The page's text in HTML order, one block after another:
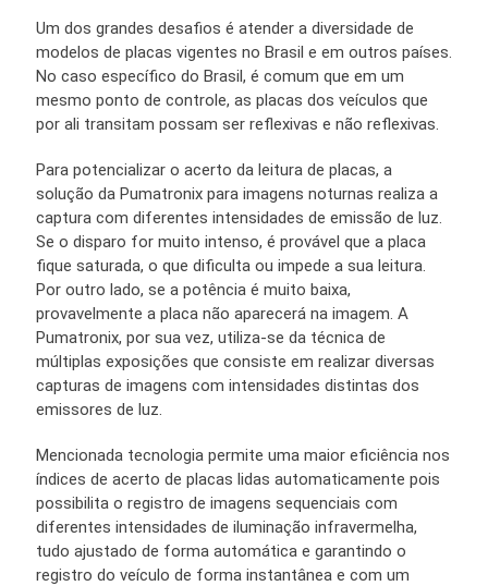
Um dos grandes desafios é atender a diversidade de
modelos de placas vigentes no Brasil e em outros países.
No caso específico do Brasil, é comum que em um
mesmo ponto de controle, as placas dos veículos que
por ali transitam possam ser reflexivas e não reflexivas.
Para potencializar o acerto da leitura de placas, a
solução da Pumatronix para imagens noturnas realiza a
captura com diferentes intensidades de emissão de luz.
Se o disparo for muito intenso, é provável que a placa
fique saturada, o que dificulta ou impede a sua leitura.
Por outro lado, se a potência é muito baixa,
provavelmente a placa não aparecerá na imagem. A
Pumatronix, por sua vez, utiliza-se da técnica de
múltiplas exposições que consiste em realizar diversas
capturas de imagens com intensidades distintas dos
emissores de luz.
Mencionada tecnologia permite uma maior eficiência nos
índices de acerto de placas lidas automaticamente pois
possibilita o registro de imagens sequenciais com
diferentes intensidades de iluminação infravermelha,
tudo ajustado de forma automática e garantindo o
registro do veículo de forma instantânea e com um